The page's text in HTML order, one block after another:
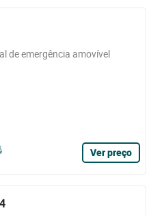
de emergência amovível
Ver preço